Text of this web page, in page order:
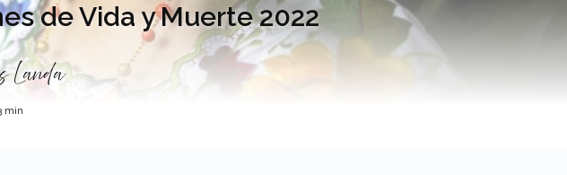
de Vida y Muerte 2022
Landa
min